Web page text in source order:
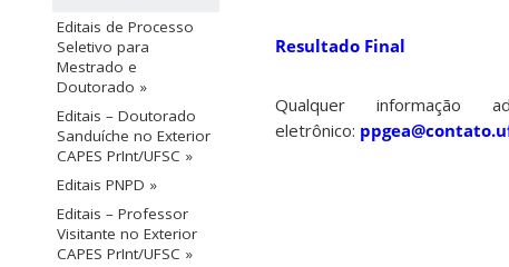
Editais de Processo
Seletivo para
Mestrado e
Doutorado »
Editais – Doutorado
Sanduíche no Exterior
CAPES PrInt/UFSC »
Editais PNPD »
Editais – Professor
Visitante no Exterior
CAPES PrInt/UFSC »
Resultado Final
Qualquer
eletrônico: